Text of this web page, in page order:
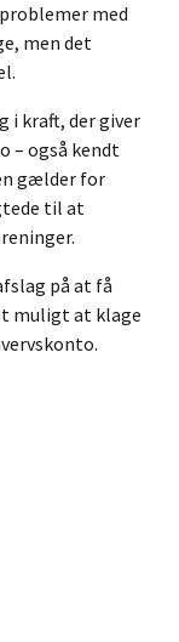
med
men det
i kraft, der giver
– også kendt
gælder for
til at
på at få
muligt at klage